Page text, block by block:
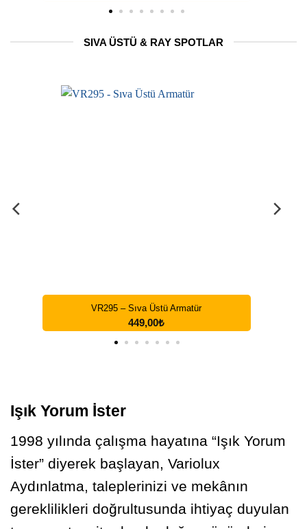
SIVA ÜSTÜ & RAY SPOTLAR
VR295 – Sıva Üstü Armatür
449,00₺
Işık Yorum İster
1998 yılında çalışma hayatına “Işık Yorum
İster” diyerek başlayan, Variolux
Aydınlatma, taleplerinizi ve mekânın
gereklilikleri doğrultusunda ihtiyaç duyulan